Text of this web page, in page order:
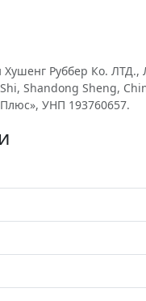
Руббер Ко.
Shandong Sheng,
УНП 193760657.